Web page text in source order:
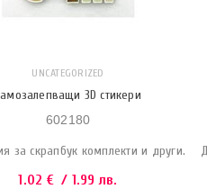
UNCATEGORIZED
3D стикери
602180
за скрапбук комплекти и други.
1.02 € / 1.99 лв.